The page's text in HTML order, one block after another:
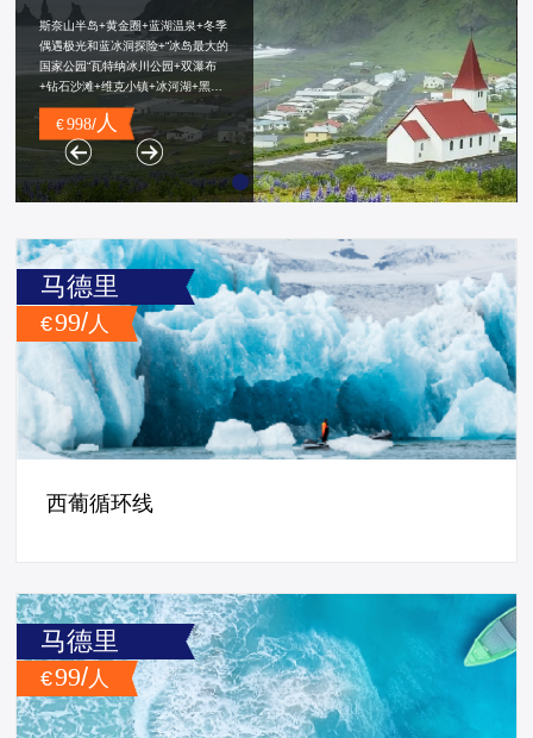
五晚深度游
€998/ 人
马德里
€99/人
西葡循环线
马德里
€99/人